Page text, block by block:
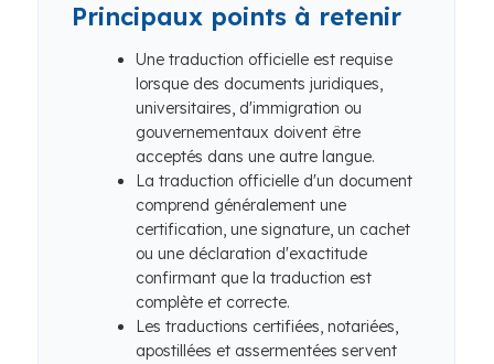
Principaux points à retenir
Une traduction officielle est requise
lorsque des documents juridiques,
universitaires, d'immigration ou
gouvernementaux doivent être
acceptés dans une autre langue.
La traduction officielle d'un document
comprend généralement une
certification, une signature, un cachet
ou une déclaration d'exactitude
confirmant que la traduction est
complète et correcte.
Les traductions certifiées, notariées,
apostillées et assermentées servent